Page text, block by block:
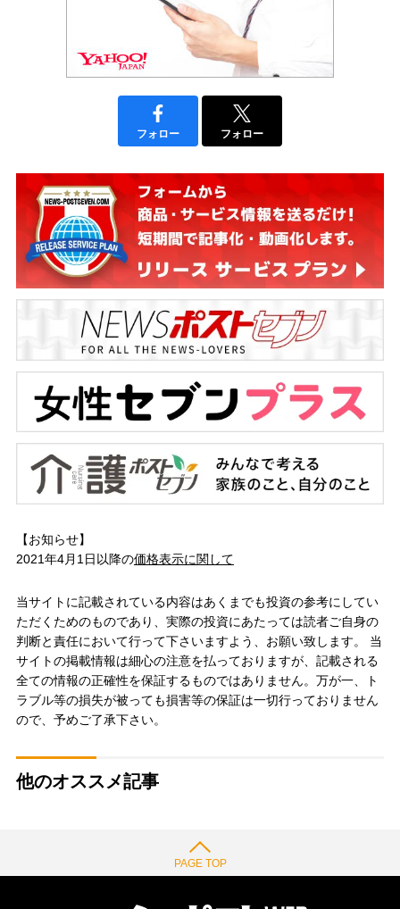
フォロー フォロー
【お知らせ】
2021年4月1日以降の価格表示に関して
当サイトに記載されている内容はあくまでも投資の参考にしてい
ただくためのものであり、実際の投資にあたっては読者ご自身の
判断と責任において行って下さいますよう、お願い致します。 当
サイトの掲載情報は細心の注意を払っておりますが、記載される
全ての情報の正確性を保証するものではありません。万が一、ト
ラブル等の損失が被っても損害等の保証は一切行っておりません
ので、予めご了承下さい。
他のオススメ記事
PAGE TOP